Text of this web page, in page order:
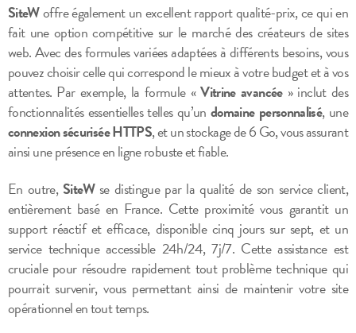
SiteWoffre également un excellent rapport qualité-prix, ce qui en
fait une option compétitive sur le marché des créateurs de sites
web. Avec des formules variées adaptées à différents besoins, vous
pouvez choisir celle qui correspond le mieux à votre budget et à vos
attentes. Par exemple, la formule «Vitrine avancée» inclut des
fonctionnalités essentielles telles qu’undomaine personnalisé, une
connexion sécurisée HTTPS, et un stockage de 6 Go, vous assurant
ainsi une présence en ligne robuste et fiable.
En outre, SiteWse distingue par la qualité de son service client,
entièrement basé en France. Cette proximité vous garantit un
support réactif et efficace, disponible cinq jours sur sept, et un
service technique accessible 24h/24, 7j/7. Cette assistance est
cruciale pour résoudre rapidement tout problème technique qui
pourrait survenir, vous permettant ainsi de maintenir votre site
opérationnel en tout temps.